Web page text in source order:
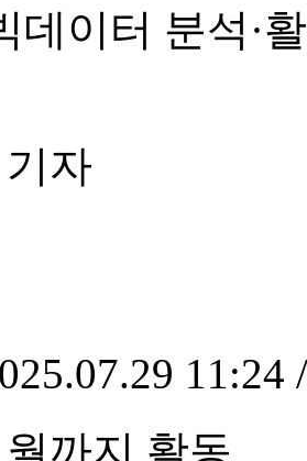
데이터 분석·
자
11:24
까지 활동